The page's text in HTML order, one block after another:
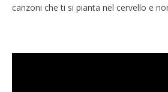
canzoni che ti si pianta nel cervello e